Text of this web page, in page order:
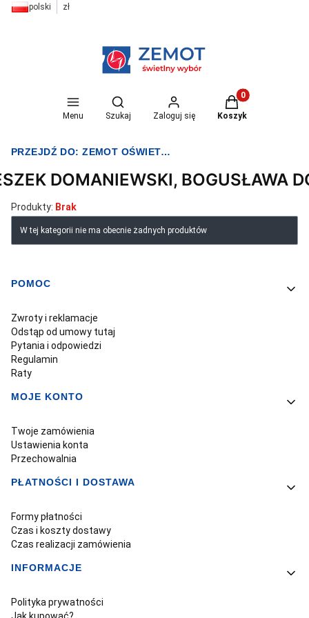
polski zł
Menu
Otwórz wyszukiwarkę
Szukaj Zaloguj się
Produkty w
Koszyk
PRZEJDŹ DO:ZEMOT OŚWIETLENIE I ELEKTRYKA
DOMANIEWSKI, BOGUSŁAWA
Produkty: Brak
Lista produktów
W tej kategorii nie ma obecnie żadnych produktów
Linki w stopce
POMOC
Zwroty i reklamacje
Odstąp od umowy tutaj
Pytania i odpowiedzi
Regulamin
Raty
MOJE KONTO
Twoje zamówienia
Ustawienia konta
Przechowalnia
PŁATNOŚCI I DOSTAWA
Formy płatności
Czas i koszty dostawy
Czas realizacji zamówienia
INFORMACJE
Polityka prywatności